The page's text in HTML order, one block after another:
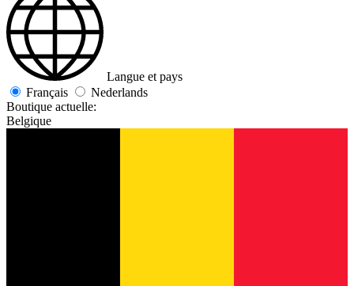
Langue et pays
Français
Nederlands
Boutique actuelle:
Belgique